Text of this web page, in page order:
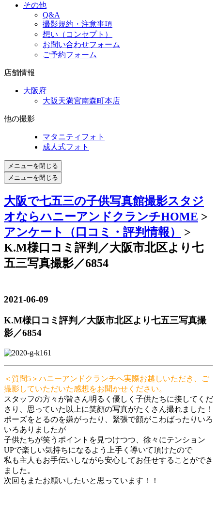
その他
Q&A
撮影規約・注意事項
想い（コンセプト）
お問い合わせフォーム
ご予約フォーム
店舗情報
大阪府
大阪天満宮南森町本店
他の撮影
マタニティフォト
成人式フォト
メニューを閉じる
メニューを閉じる
大阪で七五三の子供写真館撮影スタジ
オならハニーアンドクランチHOME >
アンケート（口コミ・評判情報）
>
K.M様口コミ評判／大阪市北区より七
五三写真撮影／6854
2021-06-09
K.M様口コミ評判／大阪市北区より七五三写真撮
影／6854
＜質問5＞ハニーアンドクランチへ実際お越しいただき、ご
撮影していただいた感想をお聞かせください。
スタッフの方々が皆さん明るく優しく子供たちに接してくだ
さり、思っていた以上に笑顔の写真がたくさん撮れました！
ポーズをとるのを嫌がったり、緊張で顔がこわばったりいろ
いろありましたが
子供たちが笑うポイントを見つけつつ、徐々にテンション
UPで楽しい気持ちになるよう上手く導いて頂けたので
私も主人もお手伝いしながら安心してお任せすることができ
ました。
次回もまたお願いしたいと思っています！！